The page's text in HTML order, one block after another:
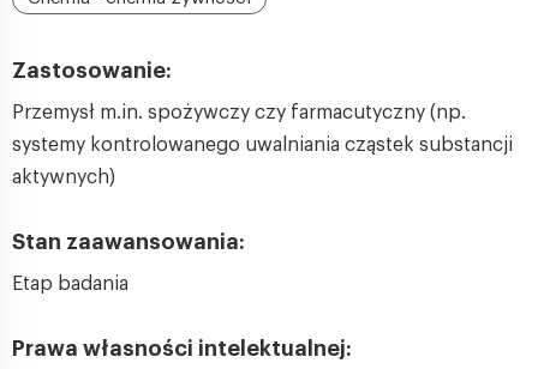
Zastosowanie:
Przemysł m.in. spożywczy czy farmacutyczny (np.
systemy kontrolowanego uwalniania cząstek substancji
aktywnych)
Stan zaawansowania:
Etap badania
Prawa własności intelektualnej: